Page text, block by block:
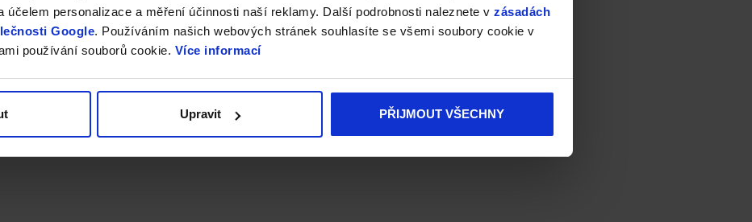
účelem personalizace a měření účinnosti naší reklamy. Další podrobnosti naleznete v zásadách
Google. Používáním našich webových stránek souhlasíte se všemi soubory cookie v
používání souborů cookie. Více informací
Upravit PŘIJMOUT VŠECHNY